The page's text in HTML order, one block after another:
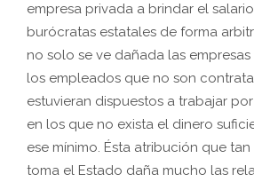
empresa privada a brindar el
burócratas estatales de forma
no solo se ve dañada las
los empleados que no son
estuvieran dispuestos a trabajar
en los que no exista el dinero
ese mínimo. Ésta atribución que
toma el Estado daña mucho las